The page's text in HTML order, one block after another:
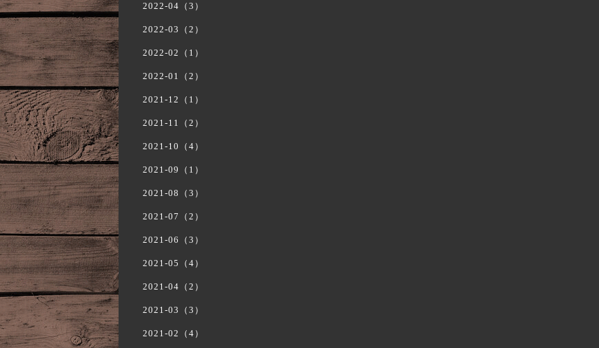
2022-04（3）
2022-03（2）
2022-02（1）
2022-01（2）
2021-12（1）
2021-11（2）
2021-10（4）
2021-09（1）
2021-08（3）
2021-07（2）
2021-06（3）
2021-05（4）
2021-04（2）
2021-03（3）
2021-02（4）